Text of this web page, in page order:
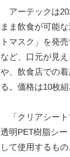
アーテックは
まま飲食が可能
トマスク」を発
など、口元が見
や、飲食店での
る。価格は10枚組
「クリアシート
透明PET樹脂シ
して使用するも